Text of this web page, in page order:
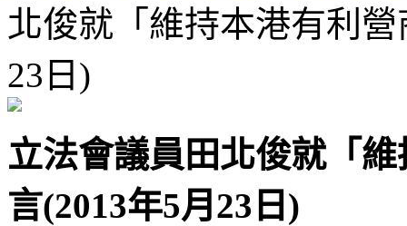
北俊就「維持本港有利
23日)
立法會議員田北俊就「 維
言(2013年5月23日)